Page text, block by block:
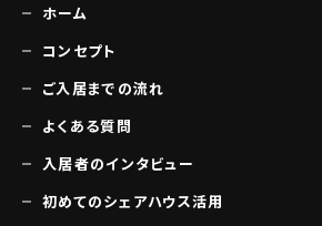
ホーム
コンセプト
ご入居までの流れ
よくある質問
入居者のインタビュー
初めてのシェアハウス活用